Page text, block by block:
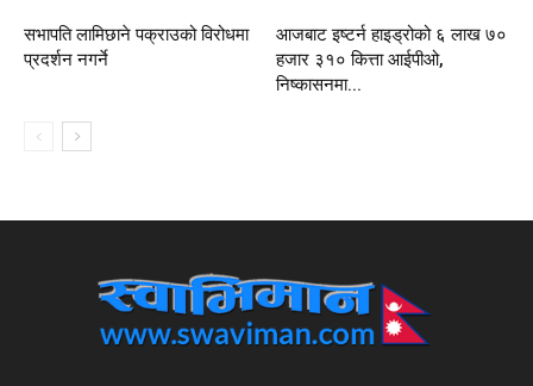
सभापति लामिछाने पक्राउको विरोधमा
प्रदर्शन नगर्ने
आजबाट इष्टर्न हाइड्रोको ६ लाख ७०
हजार ३१० कित्ता आईपीओ,
निष्कासनमा...